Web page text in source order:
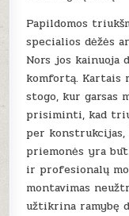
Papildomos
specialios dėžės
Nors jos kainuoja
komfortą. Kartais
stogo, kur garsas
prisiminti, kad
per
priemonės yra
ir profesionalų
montavimas
užtikrina ramybę